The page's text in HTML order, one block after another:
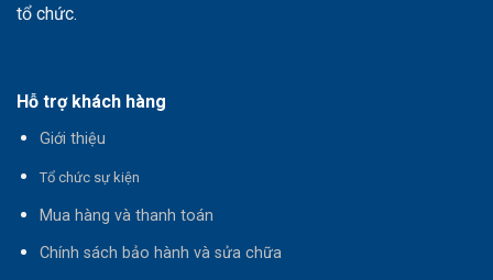
tổ chức.
Hỗ trợ khách hàng
Giới thiệu
Tổ chức sự kiện
Mua hàng và thanh toán
Chính sách bảo hành và sửa chữa